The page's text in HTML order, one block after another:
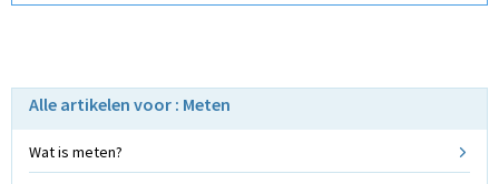
Alle artikelen voor : Meten
Wat is meten?